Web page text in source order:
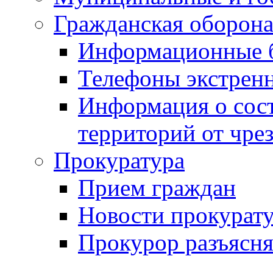
Гражданская
Информационные
Телефоны
Информация о
территорий от
Прокуратура
Прием граждан
Новости
Прокурор